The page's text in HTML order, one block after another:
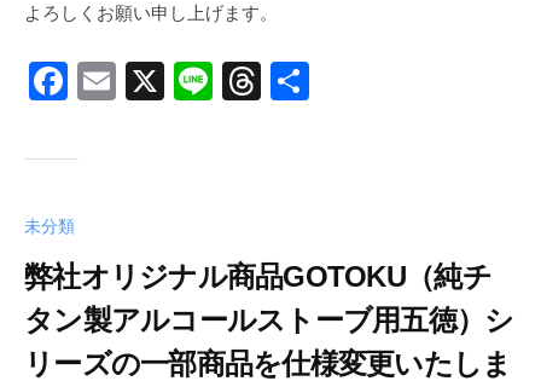
よろしくお願い申し上げます。
F
c
b
o
o
k
E
X
Li
T
s
未分類
弊社オリジナル商品GOTOKU（純チ
タン製アルコールストーブ用五徳）シ
リーズの一部商品を仕様変更いたしま